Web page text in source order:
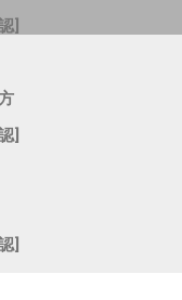
]
]
]